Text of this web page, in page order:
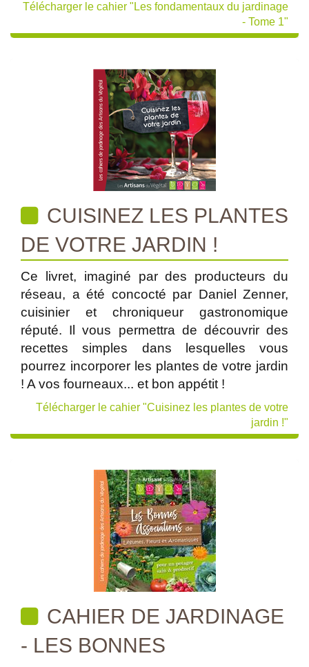
Télécharger le cahier "Les fondamentaux du jardinage
- Tome 1"
CUISINEZ LES PLANTES
DE VOTRE JARDIN !
Ce livret, imaginé par des producteurs du
réseau, a été concocté par Daniel Zenner,
cuisinier et chroniqueur gastronomique
réputé. Il vous permettra de découvrir des
recettes simples dans lesquelles vous
pourrez incorporer les plantes de votre jardin
! A vos fourneaux... et bon appétit !
Télécharger le cahier "Cuisinez les plantes de votre
jardin !"
CAHIER DE JARDINAGE
- LES BONNES